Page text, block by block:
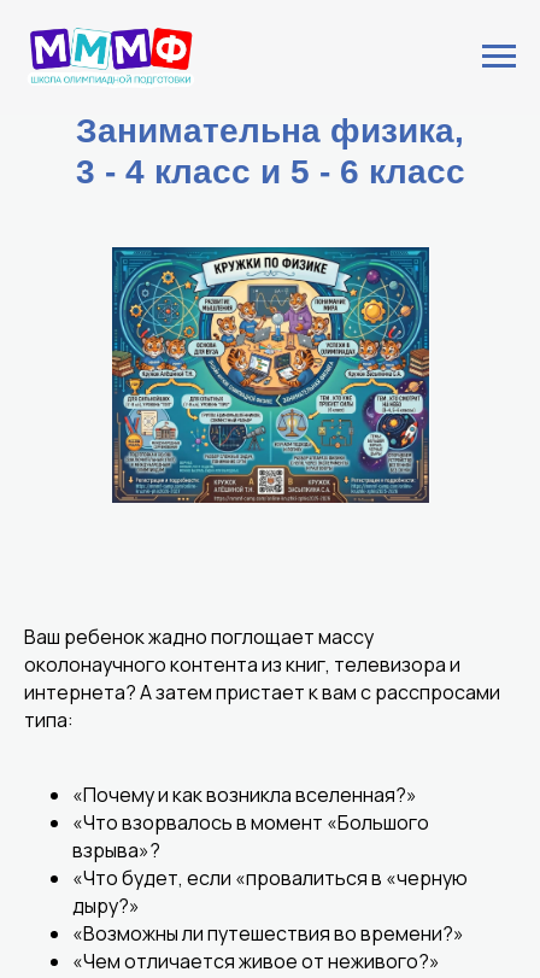
Занимательна физика,
3 - 4 класс и 5 - 6 класс
Ваш ребенок жадно поглощает массу
околонаучного контента из книг, телевизора и
интернета? А затем пристает к вам с расспросами
типа:
«Почему и как возникла вселенная?»
«Что взорвалось в момент «Большого
взрыва»?
«Что будет, если «провалиться в «черную
дыру?»
«Возможны ли путешествия во времени?»
«Чем отличается живое от неживого?»